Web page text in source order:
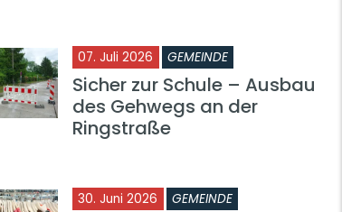
07. Juli 2026 GEMEINDE
Sicher zur Schule – Ausbau
des Gehwegs an der
Ringstraße
30. Juni 2026 GEMEINDE